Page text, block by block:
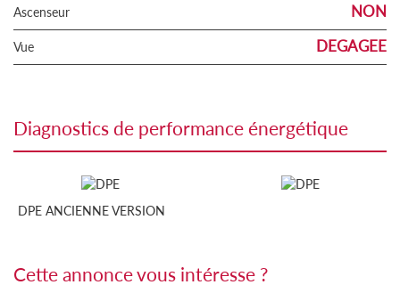
Ascenseur NON
Vue DEGAGEE
diagnostics de performance énergétique
DPE ANCIENNE VERSION
cette annonce vous intéresse ?